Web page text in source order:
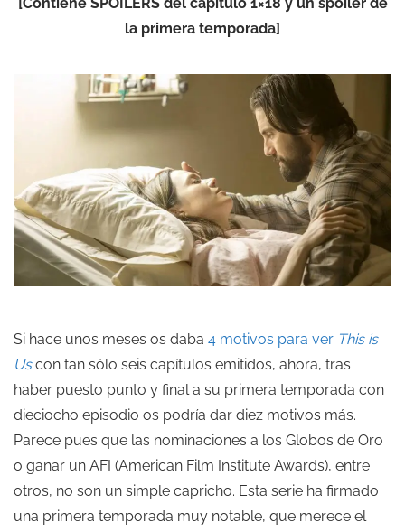
la primera temporada]
Si hace unos meses os daba 4 motivos para ver This is
Us con tan sólo seis capítulos emitidos, ahora, tras
haber puesto punto y final a su primera temporada con
dieciocho episodio os podría dar diez motivos más.
Parece pues que las nominaciones a los Globos de Oro
o ganar un AFI (American Film Institute Awards), entre
otros, no son un simple capricho. Esta serie ha firmado
una primera temporada muy notable, que merece el